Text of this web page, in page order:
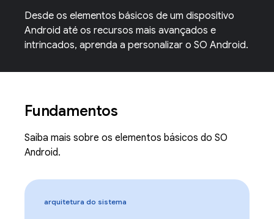
Desde os elementos básicos de um dispositivo
Android até os recursos mais avançados e
intrincados, aprenda a personalizar o SO Android.
Fundamentos
Saiba mais sobre os elementos básicos do SO
Android.
arquitetura do sistema